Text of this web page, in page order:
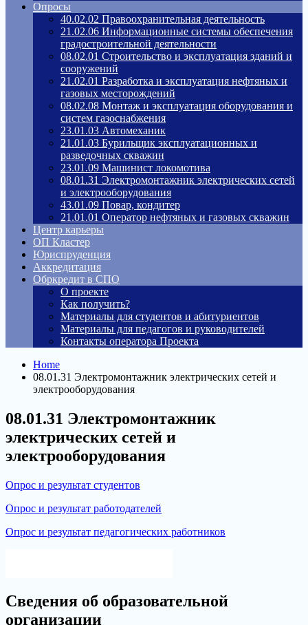
Опросы
40.02.02 Правоохранительная деятельность
21.02.06 Информационные системы обеспечения
градостроительной деятельности
08.02.01 Строительство и эксплуатация зданий и
сооружений
21.02.01 Разработка и эксплуатация нефтяных и
газовых месторождений
08.02.08 Монтаж и эксплуатация оборудования и
систем газоснабжения
23.01.03 Автомеханик
21.01.03 Бурильщик эксплуатационных и
разведочных скважин
23.01.09 Машинист локомотива
08.01.31 Электромонтажник электрических сетей
и электрооборудования
43.01.09 Повар, кондитер
21.01.01 Оператор нефтяных и газовых скважин
Центр карьеры
ОП Кластер
Юриспруденция
Аккредитация
Обркредит в СПО
О проекте
Как получить?
Материалы для студентов и абитуриентов
Материалы для педагогов и руководителей
Контакты оператора Проекта
Home
08.01.31 Электромонтажник электрических сетей и
электрооборудования
08.01.31 Электромонтажник
электрических сетей и
электрооборудования
Опрос и результат студентов
Опрос и результат работодателей
Опрос и результат педагогических работников
Сведения об образовательной
организации